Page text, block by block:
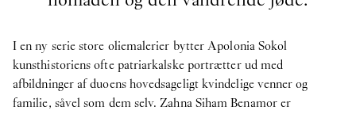
I en ny serie store oliemalerier bytter Apolonia Sokol
kunsthistoriens ofte patriarkalske portrætter ud med
afbildninger af duoens hovedsageligt kvindelige venner og
familie, såvel som dem selv. Zahna Siham Benamor er